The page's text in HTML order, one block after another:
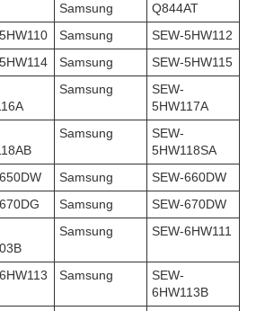
Samsung
Q844AT
Samsung
SEW-5HW112
Samsung
SEW-5HW115
Samsung
SEW-
5HW117A
Samsung
SEW-
5HW118SA
Samsung
SEW-660DW
Samsung
SEW-670DW
Samsung SEW-6HW111
Samsung
SEW-
6HW113B